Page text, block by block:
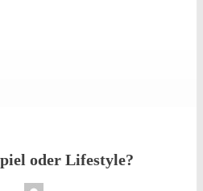
oder Lifestyle?